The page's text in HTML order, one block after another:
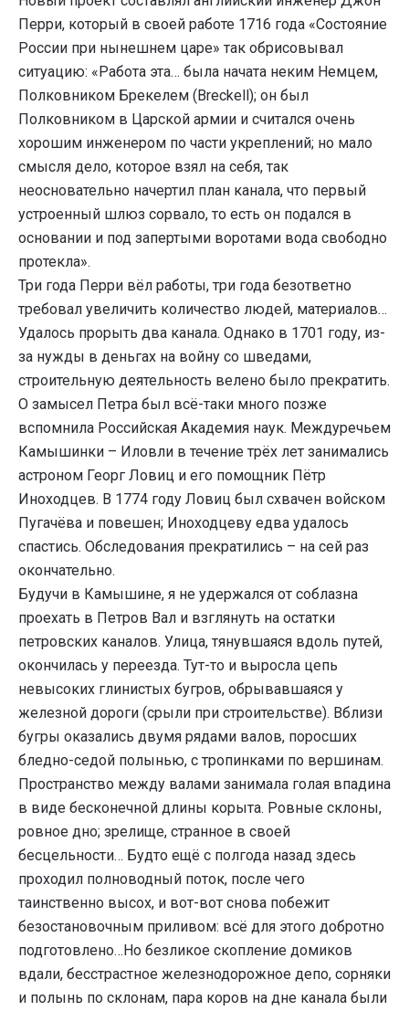
Перри, который в своей работе 1716 года «Состояние
России при нынешнем царе» так обрисовывал
ситуацию: «Работа эта… была начата неким Немцем,
Полковником Брекелем (Breckell); он был
Полковником в Царской армии и считался очень
хорошим инженером по части укреплений; но мало
смысля дело, которое взял на себя, так
неосновательно начертил план канала, что первый
устроенный шлюз сорвало, то есть он подался в
основании и под запертыми воротами вода свободно
протекла».
Три года Перри вёл работы, три года безответно
требовал увеличить количество людей, материалов…
Удалось прорыть два канала. Однако в 1701 году, из-
за нужды в деньгах на войну со шведами,
строительную деятельность велено было прекратить.
О замысел Петра был всё-таки много позже
вспомнила Российская Академия наук. Междуречьем
Камышинки – Иловли в течение трёх лет занимались
астроном Георг Ловиц и его помощник Пётр
Иноходцев. В 1774 году Ловиц был схвачен войском
Пугачёва и повешен; Иноходцеву едва удалось
спастись. Обследования прекратились – на сей раз
окончательно.
Будучи в Камышине, я не удержался от соблазна
проехать в Петров Вал и взглянуть на остатки
петровских каналов. Улица, тянувшаяся вдоль путей,
окончилась у переезда. Тут-то и выросла цепь
невысоких глинистых бугров, обрывавшаяся у
железной дороги (срыли при строительстве). Вблизи
бугры оказались двумя рядами валов, поросших
бледно-седой полынью, с тропинками по вершинам.
Пространство между валами занимала голая впадина
в виде бесконечной длины корыта. Ровные склоны,
ровное дно; зрелище, странное в своей
бесцельности… Будто ещё с полгода назад здесь
проходил полноводный поток, после чего
таинственно высох, и вот-вот снова побежит
безостановочным приливом: всё для этого добротно
подготовлено…Но безликое скопление домиков
вдали, бесстрастное железнодорожное депо, сорняки
и полынь по склонам, пара коров на дне канала были